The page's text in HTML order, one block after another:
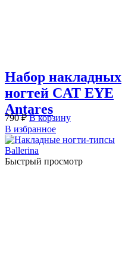
Набор накладных
ногтей CAT EYE
Antares
790₽ В корзину
В избранное
Быстрый просмотр